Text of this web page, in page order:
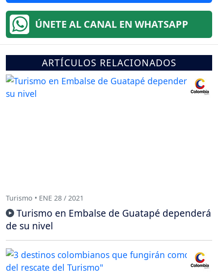
ÚNETE AL CANAL EN WHATSAPP
ARTÍCULOS RELACIONADOS
Turismo • ENE 28 / 2021
Turismo en Embalse de Guatapé dependerá
de su nivel